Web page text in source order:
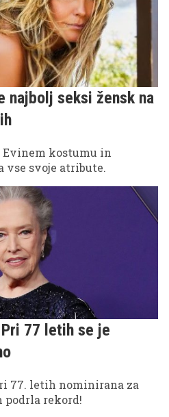
najbolj seksi žensk na
Evinem kostumu in
vse svoje atribute.
77 letih se je
77. letih nominirana za
podrla rekord!